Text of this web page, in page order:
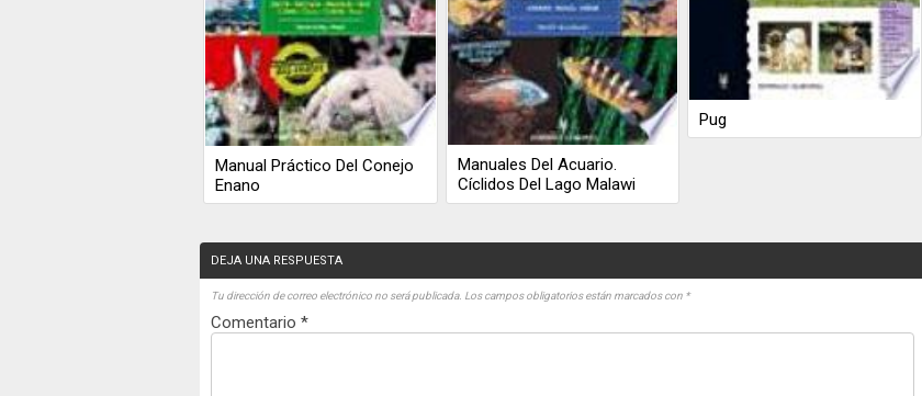
Manual Práctico Del Conejo
Enano
Manuales Del Acuario.
Cíclidos Del Lago Malawi
Pug
DEJA UNA RESPUESTA
Tu dirección de correo electrónico no será publicada. Los campos obligatorios están marcados con *
Comentario *